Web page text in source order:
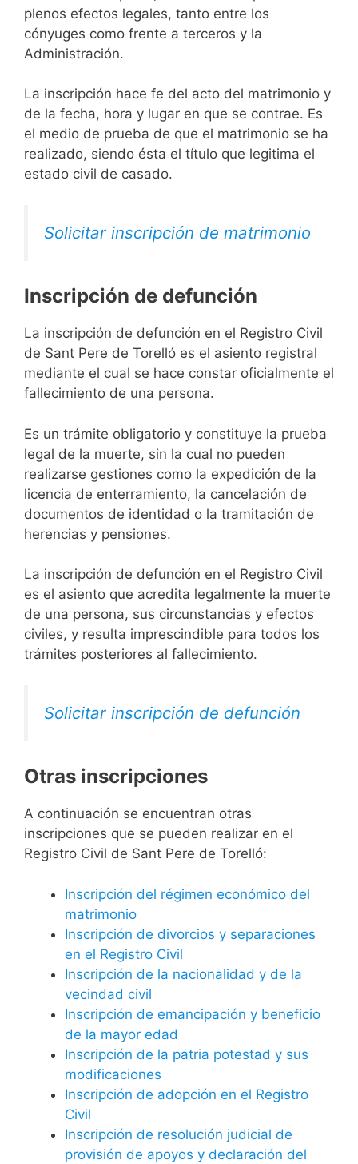
plenos efectos legales, tanto entre los
cónyuges como frente a terceros y la
Administración.
La inscripción hace fe del acto del matrimonio y
de la fecha, hora y lugar en que se contrae. Es
el medio de prueba de que el matrimonio se ha
realizado, siendo ésta el título que legitima el
estado civil de casado.
Solicitar inscripción de matrimonio
Inscripción de defunción
La inscripción de defunción en el Registro Civil
de Sant Pere de Torelló es el asiento registral
mediante el cual se hace constar oficialmente el
fallecimiento de una persona.
Es un trámite obligatorio y constituye la prueba
legal de la muerte, sin la cual no pueden
realizarse gestiones como la expedición de la
licencia de enterramiento, la cancelación de
documentos de identidad o la tramitación de
herencias y pensiones.
La inscripción de defunción en el Registro Civil
es el asiento que acredita legalmente la muerte
de una persona, sus circunstancias y efectos
civiles, y resulta imprescindible para todos los
trámites posteriores al fallecimiento.
Solicitar inscripción de defunción
Otras inscripciones
A continuación se encuentran otras
inscripciones que se pueden realizar en el
Registro Civil de Sant Pere de Torelló:
Inscripción del régimen económico del
matrimonio
Inscripción de divorcios y separaciones
en el Registro Civil
Inscripción de la nacionalidad y de la
vecindad civil
Inscripción de emancipación y beneficio
de la mayor edad
Inscripción de la patria potestad y sus
modificaciones
Inscripción de adopción en el Registro
Civil
Inscripción de resolución judicial de
provisión de apoyos y declaración del